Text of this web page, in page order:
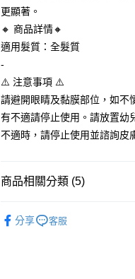
５．嚴禁一人註冊多個帳號或使
形，恩沛科技股份有限公司將有
動。
更顯著。
🔸 商品詳情🔸
適用髮質：全髮質
-
⚠️ 注意事項 ⚠️
請避開眼睛及黏膜部位，如不
有不適請停止使用。請放置幼
不適時，請停止使用並諮詢皮
商品相關分類 (5)
分享 客服